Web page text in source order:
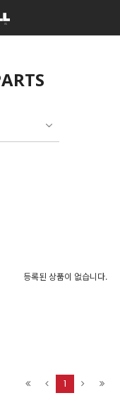
등록된 상품이 없습니다.
1